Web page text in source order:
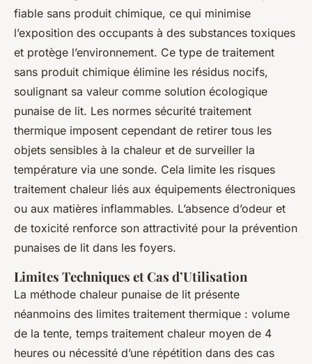
fiable sans produit chimique, ce qui minimise
l’exposition des occupants à des substances toxiques
et protège l’environnement. Ce type de traitement
sans produit chimique élimine les résidus nocifs,
soulignant sa valeur comme solution écologique
punaise de lit. Les normes sécurité traitement
thermique imposent cependant de retirer tous les
objets sensibles à la chaleur et de surveiller la
température via une sonde. Cela limite les risques
traitement chaleur liés aux équipements électroniques
ou aux matières inflammables. L’absence d’odeur et
de toxicité renforce son attractivité pour la prévention
punaises de lit dans les foyers.
Limites Techniques et Cas d’Utilisation
La méthode chaleur punaise de lit présente
néanmoins des limites traitement thermique : volume
de la tente, temps traitement chaleur moyen de 4
heures ou nécessité d’une répétition dans des cas